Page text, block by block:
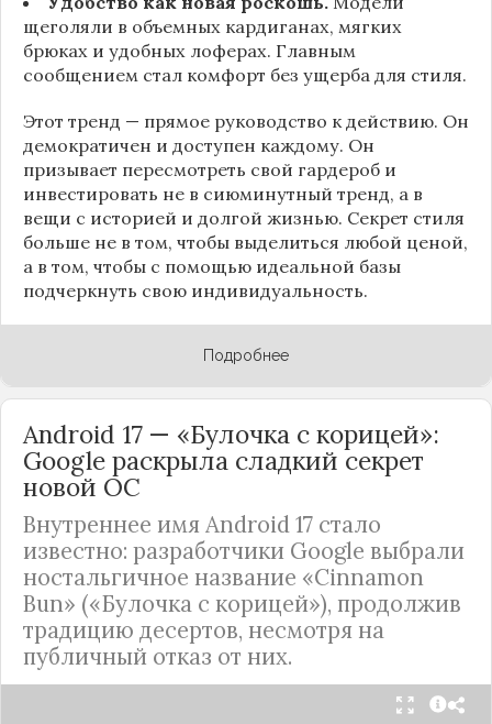
щеголяли в объемных кардиганах, мягких
брюках и удобных лоферах. Главным
сообщением стал комфорт без ущерба для стиля.
Этот тренд — прямое руководство к действию. Он
демократичен и доступен каждому. Он
призывает пересмотреть свой гардероб и
инвестировать не в сиюминутный тренд, а в
вещи с историей и долгой жизнью. Секрет стиля
больше не в том, чтобы выделиться любой ценой,
а в том, чтобы с помощью идеальной базы
подчеркнуть свою индивидуальность.
Подробнее
Android 17 — «Булочка с корицей»:
Google раскрыла сладкий секрет
новой ОС
Внутреннее имя Android 17 стало
известно: разработчики Google выбрали
ностальгичное название «Cinnamon
Bun» («Булочка с корицей»), продолжив
традицию десертов, несмотря на
публичный отказ от них.